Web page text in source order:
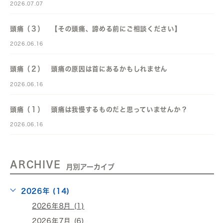
2026.07.07
頭痛（３） 【その頭痛、諦める前にご相談ください】
2026.06.16
頭痛（２） 頭痛の原因は首にあるかもしれません
2026.06.16
頭痛（１） 頭痛は我慢するものだと思っていませんか？
2026.06.16
ARCHIVE 月別アーカイブ
2026年 (14)
2026年8月 (1)
2026年7月 (6)